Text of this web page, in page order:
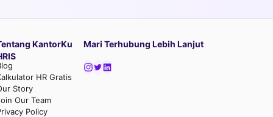
KantorKu
HR Gratis
Story
Our Team
Policy
Mari Terhubung Lebih Lanjut